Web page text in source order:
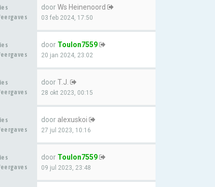
doorWs Heinenoord
03 feb 2024, 17:50
door Toulon7559
20 jan 2024, 23:02
doorT.J.
28 okt 2023, 00:15
door alexuskoi
27 jul 2023, 10:16
door Toulon7559
09 jul 2023, 23:48